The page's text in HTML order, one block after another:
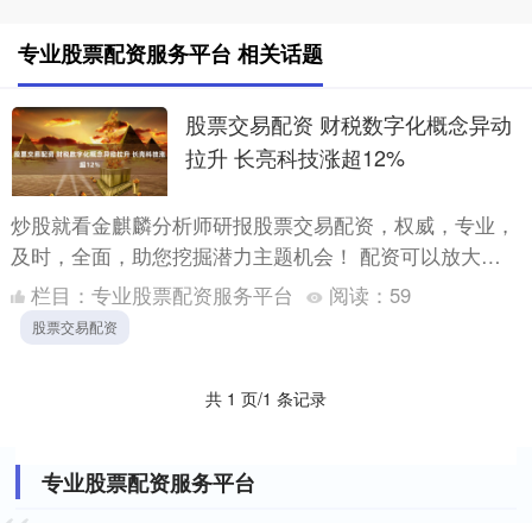
专业股票配资服务平台 相关话题
股票交易配资 财税数字化概念异动
拉升 长亮科技涨超12%
炒股就看金麒麟分析师研报股票交易配资，权威，专业，
及时，全面，助您挖掘潜力主题机会！ 配资可以放大投
资收益，但同时也会增加投资风险。因此，投资者在进行
配资时，需....
栏目： 专业股票配资服务平台 阅读： 59
股票交易配资
共 1 页/1 条记录
专业股票配资服务平台